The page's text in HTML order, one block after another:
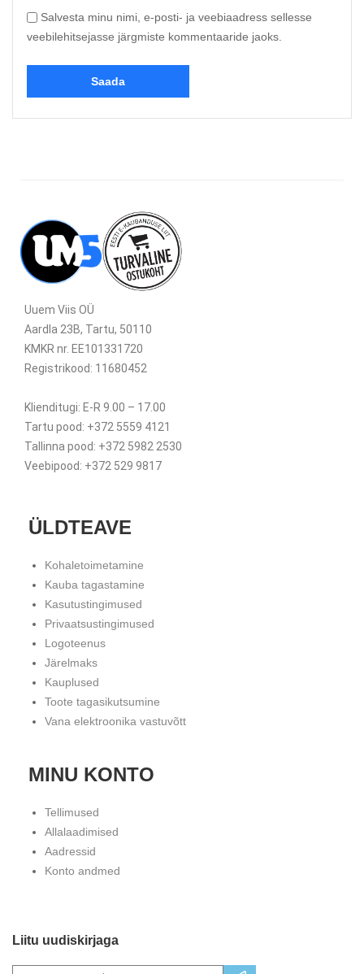
Salvesta minu nimi, e-posti- ja veebiaadress sellesse
veebilehitsejasse järgmiste kommentaaride jaoks.
Uuem Viis OÜ
Aardla 23B, Tartu, 50110
KMKR nr. EE101331720
Registrikood: 11680452
Klienditugi: E-R 9.00 – 17.00
Tartu pood: +372 5559 4121
Tallinna pood: +372 5982 2530
Veebipood: +372 529 9817
ÜLDTEAVE
Kohaletoimetamine
Kauba tagastamine
Kasutustingimused
Privaatsustingimused
Logoteenus
Järelmaks
Kauplused
Toote tagasikutsumine
Vana elektroonika vastuvõtt
MINU KONTO
Tellimused
Allalaadimised
Aadressid
Konto andmed
Liitu uudiskirjaga